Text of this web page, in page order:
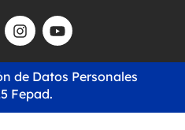
Fepad.
de Datos Personales